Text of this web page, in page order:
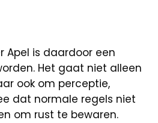
Apel is daardoor een
Het gaat niet alleen
ook om perceptie,
dat normale regels niet
om rust te bewaren.